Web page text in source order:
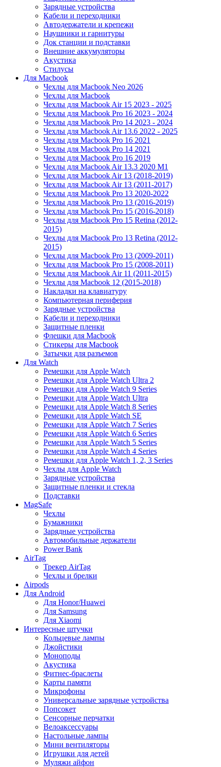
Зарядные устройства
Кабели и переходники
Автодержатели и крепежи
Наушники и гарнитуры
Док станции и подставки
Внешние аккумуляторы
Акустика
Стилусы
Для Macbook
Чехлы для Macbook Neo 2026
Чехлы для Macbook
Чехлы для Macbook Air 15 2023 - 2025
Чехлы для Macbook Pro 16 2023 - 2024
Чехлы для Macbook Pro 14 2023 - 2024
Чехлы для Macbook Air 13.6 2022 - 2025
Чехлы для Macbook Pro 16 2021
Чехлы для Macbook Pro 14 2021
Чехлы для Macbook Pro 16 2019
Чехлы для Macbook Air 13.3 2020 M1
Чехлы для Macbook Air 13 (2018-2019)
Чехлы для Macbook Air 13 (2011-2017)
Чехлы для Macbook Pro 13 2020-2022
Чехлы для Macbook Pro 13 (2016-2019)
Чехлы для Macbook Pro 15 (2016-2018)
Чехлы для Macbook Pro 15 Retina (2012-
2015)
Чехлы для Macbook Pro 13 Retina (2012-
2015)
Чехлы для Macbook Pro 13 (2009-2011)
Чехлы для Macbook Pro 15 (2008-2011)
Чехлы для Macbook Air 11 (2011-2015)
Чехлы для Macbook 12 (2015-2018)
Накладки на клавиатуру
Компьютерная периферия
Зарядные устройства
Кабели и переходники
Защитные пленки
Флешки для Macbook
Стикеры для Macbook
Затычки для разъемов
Для Watch
Ремешки для Apple Watch
Ремешки для Apple Watch Ultra 2
Ремешки для Apple Watch 9 Series
Ремешки для Apple Watch Ultra
Ремешки для Apple Watch 8 Series
Ремешки для Apple Watch SE
Ремешки для Apple Watch 7 Series
Ремешки для Apple Watch 6 Series
Ремешки для Apple Watch 5 Series
Ремешки для Apple Watch 4 Series
Ремешки для Apple Watch 1, 2, 3 Series
Чехлы для Apple Watch
Зарядные устройства
Защитные пленки и стекла
Подставки
MagSafe
Чехлы
Бумажники
Зарядные устройства
Автомобильные держатели
Power Bank
AirTag
Трекер AirTag
Чехлы и брелки
Airpods
Для Android
Для Honor/Huawei
Для Samsung
Для Xiaomi
Интересные штучки
Кольцевые лампы
Джойстики
Моноподы
Акустика
Фитнес-браслеты
Карты памяти
Микрофоны
Универсальные зарядные устройства
Попсокет
Сенсорные перчатки
Велоаксессуары
Настольные лампы
Мини вентиляторы
Игрушки для детей
Муляжи айфон